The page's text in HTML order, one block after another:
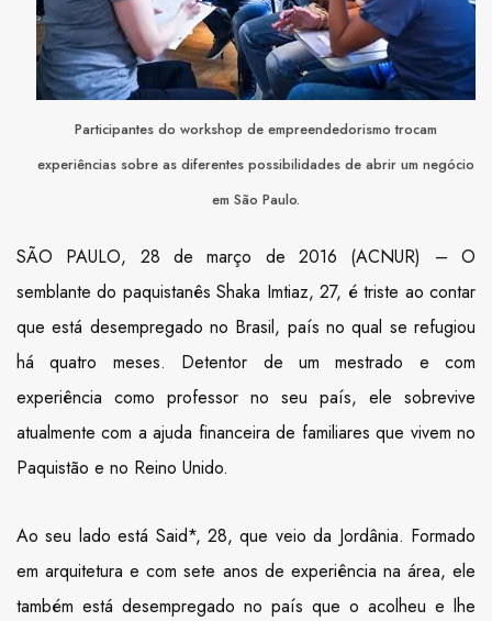
Participantes do workshop de empreendedorismo trocam
experiências sobre as diferentes possibilidades de abrir um negócio
em São Paulo.
SÃO PAULO, 28 de março de 2016 (ACNUR) – O
semblante do paquistanês Shaka Imtiaz, 27, é triste ao contar
que está desempregado no Brasil, país no qual se refugiou
há quatro meses. Detentor de um mestrado e com
experiência como professor no seu país, ele sobrevive
atualmente com a ajuda financeira de familiares que vivem no
Paquistão e no Reino Unido.
Ao seu lado está Said*, 28, que veio da Jordânia. Formado
em arquitetura e com sete anos de experiência na área, ele
também está desempregado no país que o acolheu e lhe